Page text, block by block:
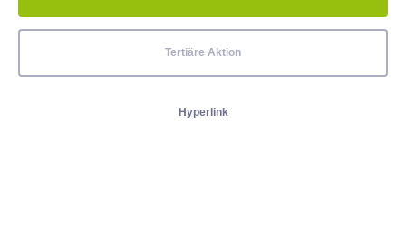
Tertiäre Aktion
Hyperlink